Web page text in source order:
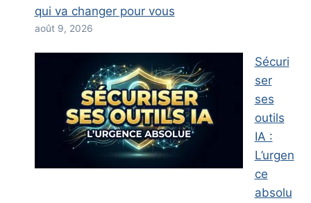
qui va changer pour vous
août 9, 2026
Sécuri
ser
ses
outils
IA :
L’urgen
ce
absolu